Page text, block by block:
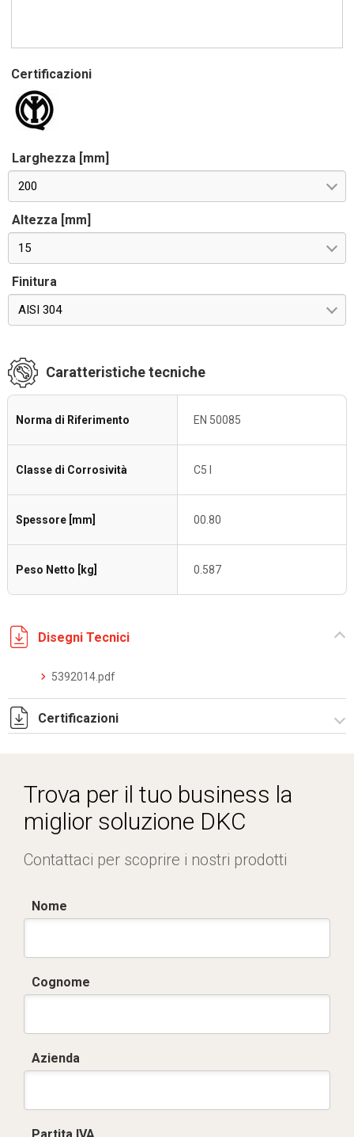
Certificazioni
Larghezza [mm]
200
Altezza [mm]
15
Finitura
AISI 304
Caratteristiche tecniche
Norma di Riferimento EN 50085
Classe di Corrosività C5 I
Spessore [mm] 00.80
Peso Netto [kg] 0.587
Disegni Tecnici
5392014.pdf
Certificazioni
Trova per il tuo business la
miglior soluzione DKC
Contattaci per scoprire i nostri prodotti
Nome
Cognome
Azienda